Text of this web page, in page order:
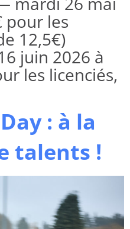
pour les
12,5€)
juin 2026 à
les licenciés,
: à la
talents !